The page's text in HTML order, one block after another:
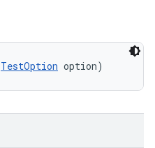
TestOption option)